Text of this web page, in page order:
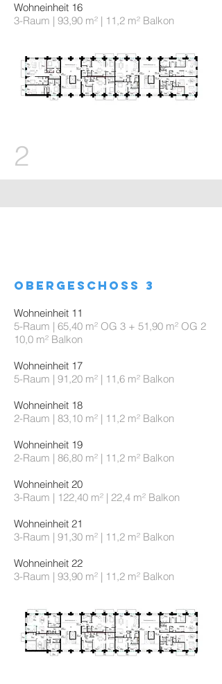
Wohneinheit 16
3-Raum | 93,90 m² | 11,2 m² Balkon
2
obergeschoss 3
Wohneinheit 11
5-Raum | 65,40 m² OG 3 + 51,90 m² OG 2
10,0 m² Balkon
Wohneinheit 17
5-Raum | 91,20 m² | 11,6 m² Balkon
Wohneinheit 18
2-Raum | 83,10 m² | 11,2 m² Balkon
Wohneinheit 19
2-Raum | 86,80 m² | 11,2 m² Balkon
Wohneinheit 20
3-Raum | 122,40 m² | 22,4 m² Balkon
Wohneinheit 21
3-Raum | 91,30 m² | 11,2 m² Balkon
Wohneinheit 22
3-Raum | 93,90 m² | 11,2 m² Balkon